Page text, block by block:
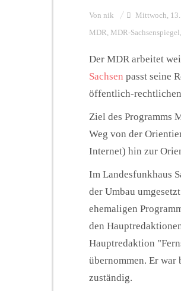
Von nik Mittwoch,
MDR, MDR-Sachsenspiegel ,
Der MDR arbeitet
Sachsen passt seine
öffentlich-
Ziel des Programms
Weg von der
Internet) hin zur
Im Landesfunkhaus
der Umbau
ehemaligen
den
Hauptredaktion
übernommen. Er
zuständig.